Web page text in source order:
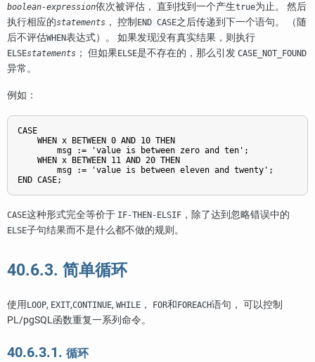
boolean-expression依次被评估， 直到找到一个产生true为止。 然后
执行相应的statements ， 控制 END CASE之后传递到下一个语句。 （随
后不评估WHEN表达式）。 如果发现没有真实结果，则执行
ELSEstatements ； 但如果ELSE是不存在的，那么引发 CASE_NOT_FOUND
异常。
例如：
CASE
    WHEN x BETWEEN 0 AND 10 THEN
        msg := 'value is between zero and ten';
    WHEN x BETWEEN 11 AND 20 THEN
        msg := 'value is between eleven and twenty';
END CASE;
CASE这种形式完全等价于 IF-THEN-ELSIF ，除了达到忽略错误中的
ELSE子句结果而不是什么都不做的规则。
40.6.3. 简单循环
使用 LOOP, EXIT,CONTINUE, WHILE ， FOR和 FOREACH语句， 可以控制
PL/pgSQL函数重复一系列命令。
40.6.3.1. 循环